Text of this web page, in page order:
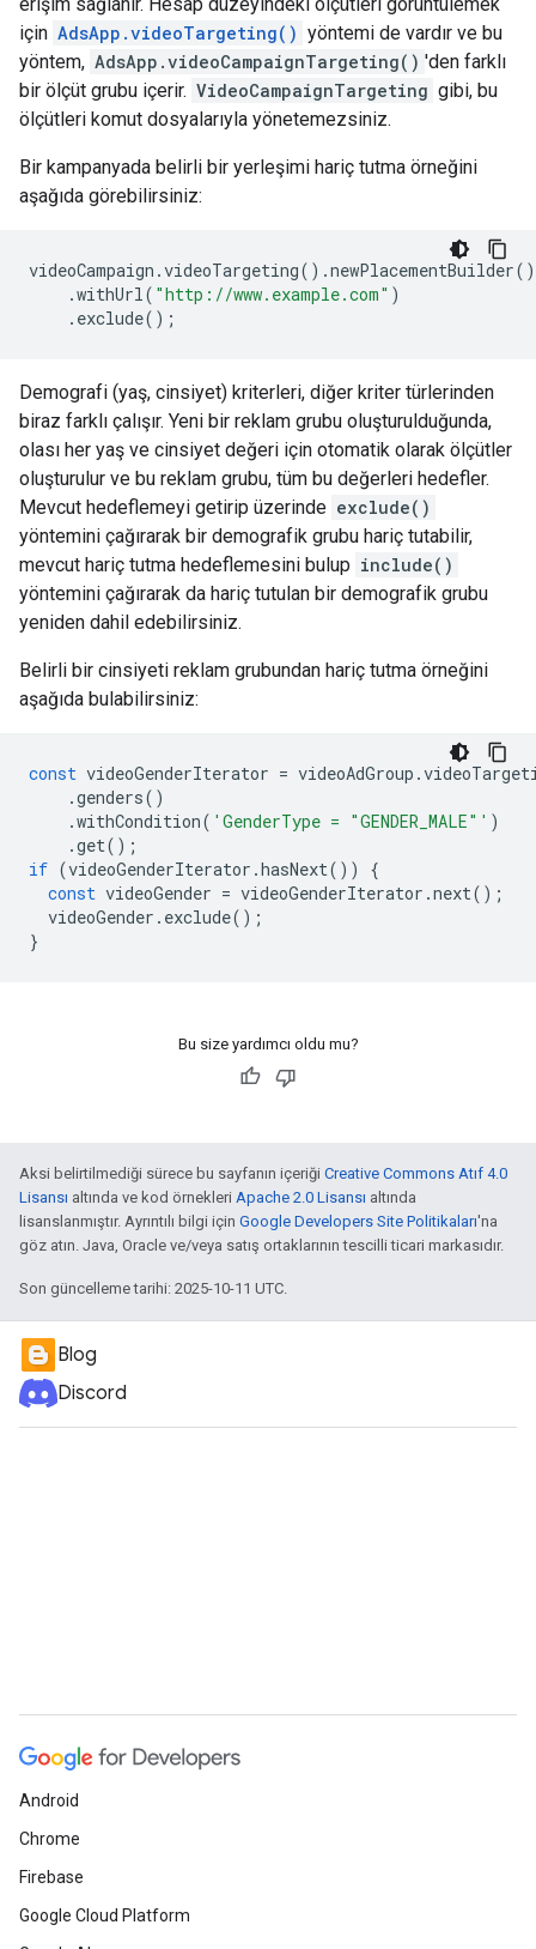
için AdsApp.videoTargeting() yöntemi de vardır ve bu
yöntem, AdsApp.videoCampaignTargeting() 'den farklı
bir ölçüt grubu içerir. VideoCampaignTargeting gibi, bu
ölçütleri komut dosyalarıyla yönetemezsiniz.
Bir kampanyada belirli bir yerleşimi hariç tutma örneğini
aşağıda görebilirsiniz:
videoCampaign .videoTargeting().newPlacementBuilder()
.withUrl( "http://www.example.com" )
. exclude();
Demografi (yaş, cinsiyet) kriterleri, diğer kriter türlerinden
biraz farklı çalışır. Yeni bir reklam grubu oluşturulduğunda,
olası her yaş ve cinsiyet değeri için otomatik olarak ölçütler
oluşturulur ve bu reklam grubu, tüm bu değerleri hedefler.
Mevcut hedeflemeyi getirip üzerinde exclude()
yöntemini çağırarak bir demografik grubu hariç tutabilir,
mevcut hariç tutma hedeflemesini bulup include()
yöntemini çağırarak da hariç tutulan bir demografik grubu
yeniden dahil edebilirsiniz.
Belirli bir cinsiyeti reklam grubundan hariç tutma örneğini
aşağıda bulabilirsiniz:
const videoGenderIterator = videoAdGroup .
.genders()
.withCondition( 'GenderType = "GENDER_MALE"' )
.get();
if (videoGenderIterator .hasNext())
{
const videoGender = videoGenderIterator .next();
videoGender . exclude();
}
Bu size yardımcı oldu mu?
Aksi belirtilmediği sürece bu sayfanın içeriği Creative Commons Atıf 4.0
Lisansı altında ve kod örnekleri Apache 2.0 Lisansı altında
lisanslanmıştır. Ayrıntılı bilgi için Google Developers Site Politikaları'na
göz atın. Java, Oracle ve/veya satış ortaklarının tescilli ticari markasıdır.
Son güncelleme tarihi: 2025-10-11 UTC.
Blog
Discord
Android
Chrome
Firebase
Google Cloud Platform